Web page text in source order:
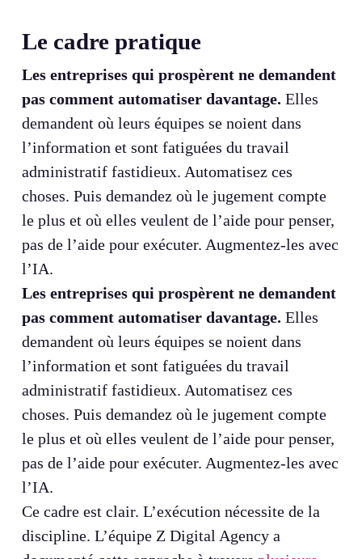
Le cadre pratique
Les entreprises qui prospèrent ne demandent
pas comment automatiser davantage. Elles
demandent où leurs équipes se noient dans
l’information et sont fatiguées du travail
administratif fastidieux. Automatisez ces
choses. Puis demandez où le jugement compte
le plus et où elles veulent de l’aide pour penser,
pas de l’aide pour exécuter. Augmentez-les avec
l’IA.
Les entreprises qui prospèrent ne demandent
pas comment automatiser davantage. Elles
demandent où leurs équipes se noient dans
l’information et sont fatiguées du travail
administratif fastidieux. Automatisez ces
choses. Puis demandez où le jugement compte
le plus et où elles veulent de l’aide pour penser,
pas de l’aide pour exécuter. Augmentez-les avec
l’IA.
Ce cadre est clair. L’exécution nécessite de la
discipline. L’équipe Z Digital Agency a